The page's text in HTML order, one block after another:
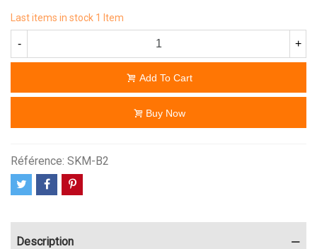
Last items in stock 1 Item
- +
Add To Cart
Buy Now
Référence: SKM-B2
Description